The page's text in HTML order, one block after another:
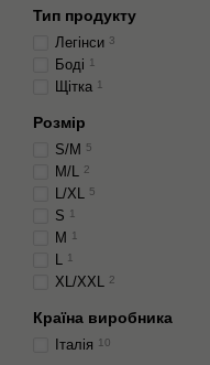
Тип продукту
Легінси 3
Боді 1
Щітка 1
Розмір
S/M 5
M/L 2
L/XL 5
S 1
M 1
L 1
XL/XXL 2
Країна виробника
Італія 10